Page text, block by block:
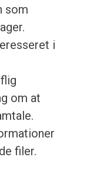
som
i
om at
filer.